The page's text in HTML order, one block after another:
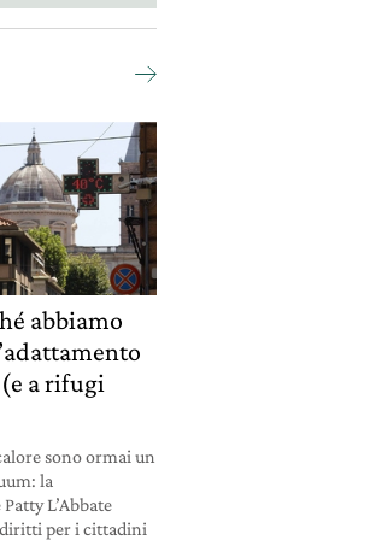
abbiamo
a rifugi
sono ormai un
la
L’Abbate
per i cittadini